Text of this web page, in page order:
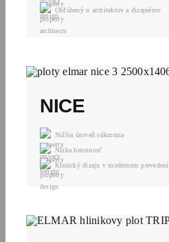
Obľúbený u architektov a dizajnérov
NICE
Nižšia úroveň súkromia
Nízka hmotnosť
Klasický dizajn v modernom prevedení